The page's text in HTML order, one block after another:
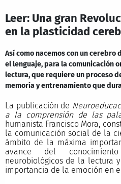
Leer: Una gran
en la plasticidad
Así como nacemos con un
el lenguaje, para la comunicación
lectura, que requiere un proceso
memoria y entrenamiento que
La publicación de
a la comprensión de las
humanista Francisco Mora,
la comunicación social de la
ámbito de la máxima
avance del
neurobiológicos de la lectura
importancia de la emoción en